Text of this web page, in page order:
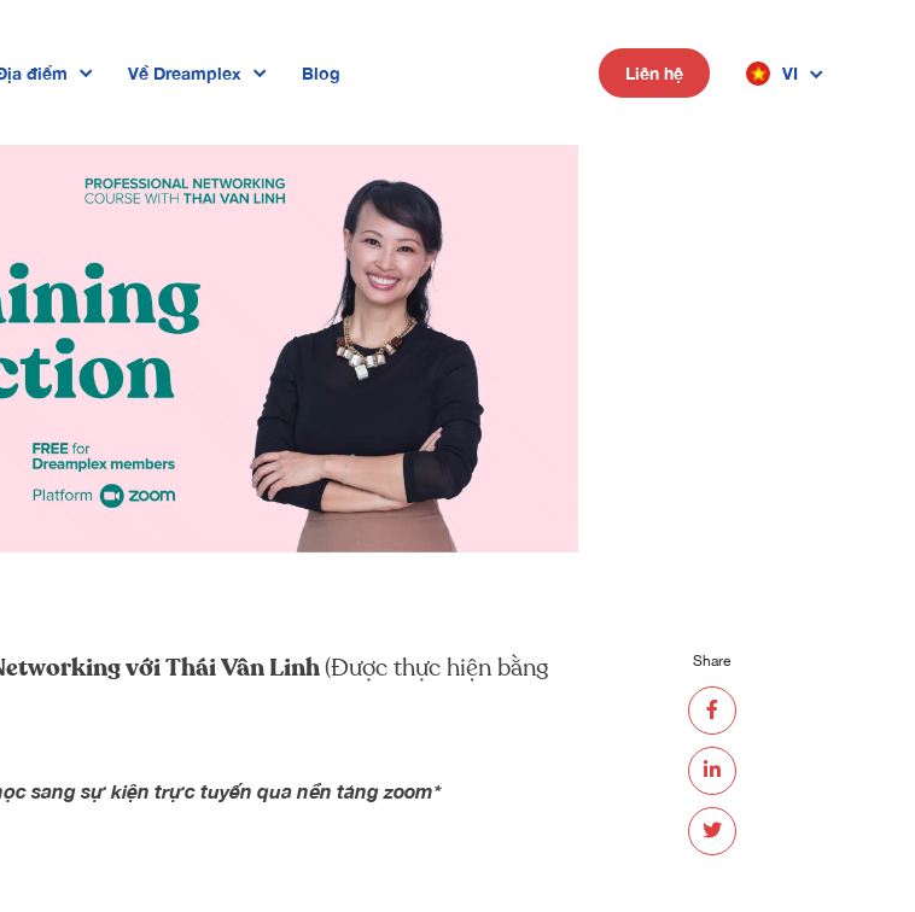
điểm
Dreamplex Private Trần Quốc Toản
Dreamplex Ngô Quang Huy
Dreamplex Trần Quang Khải
Dreamplex Nguyễn Trung Ngạn
Dreamplex Thái Hà
Về Dreamplex Blog Liên hệ VI
với Thái Vân Linh(Được thực hiện bằng
sang sự kiện trực tuyến qua nền tảng zoom*
Share